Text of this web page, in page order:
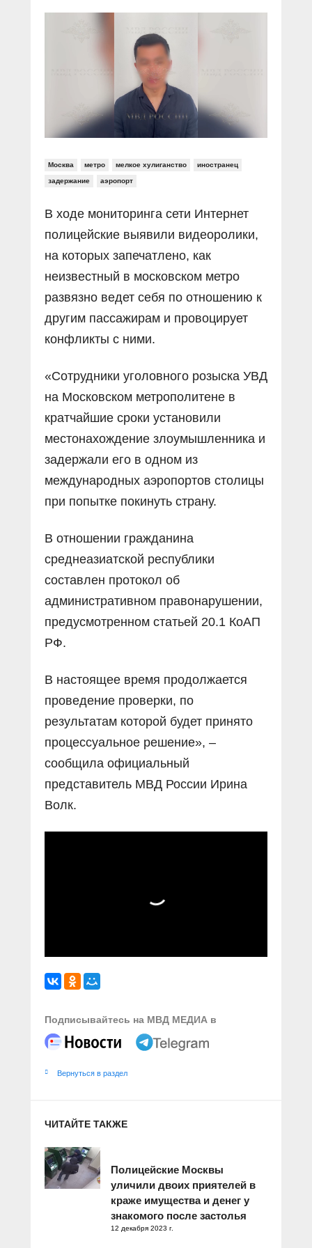
Специальный репортаж
Журнал «Полиция России»
Москва метро мелкое хулиганство иностранец
задержание аэропорт
В ходе мониторинга сети Интернет
полицейские выявили видеоролики,
на которых запечатлено, как
неизвестный в московском метро
развязно ведет себя по отношению к
другим пассажирам и провоцирует
конфликты с ними.
«Сотрудники уголовного розыска УВД
на Московском метрополитене в
кратчайшие сроки установили
местонахождение злоумышленника и
задержали его в одном из
международных аэропортов столицы
при попытке покинуть страну.
В отношении гражданина
среднеазиатской республики
составлен протокол об
административном правонарушении,
предусмотренном статьей 20.1 КоАП
РФ.
В настоящее время продолжается
проведение проверки, по
результатам которой будет принято
процессуальное решение», –
сообщила официальный
представитель МВД России Ирина
Волк.
Подписывайтесь на МВД МЕДИА в
Вернуться в раздел
ЧИТАЙТЕ ТАКЖЕ
Полицейские Москвы
уличили двоих приятелей в
краже имущества и денег у
знакомого после застолья
12 декабря 2023 г.